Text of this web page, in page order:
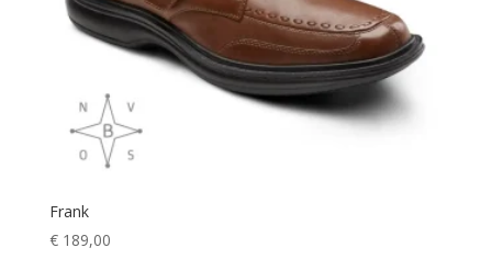
Frank
€189,00